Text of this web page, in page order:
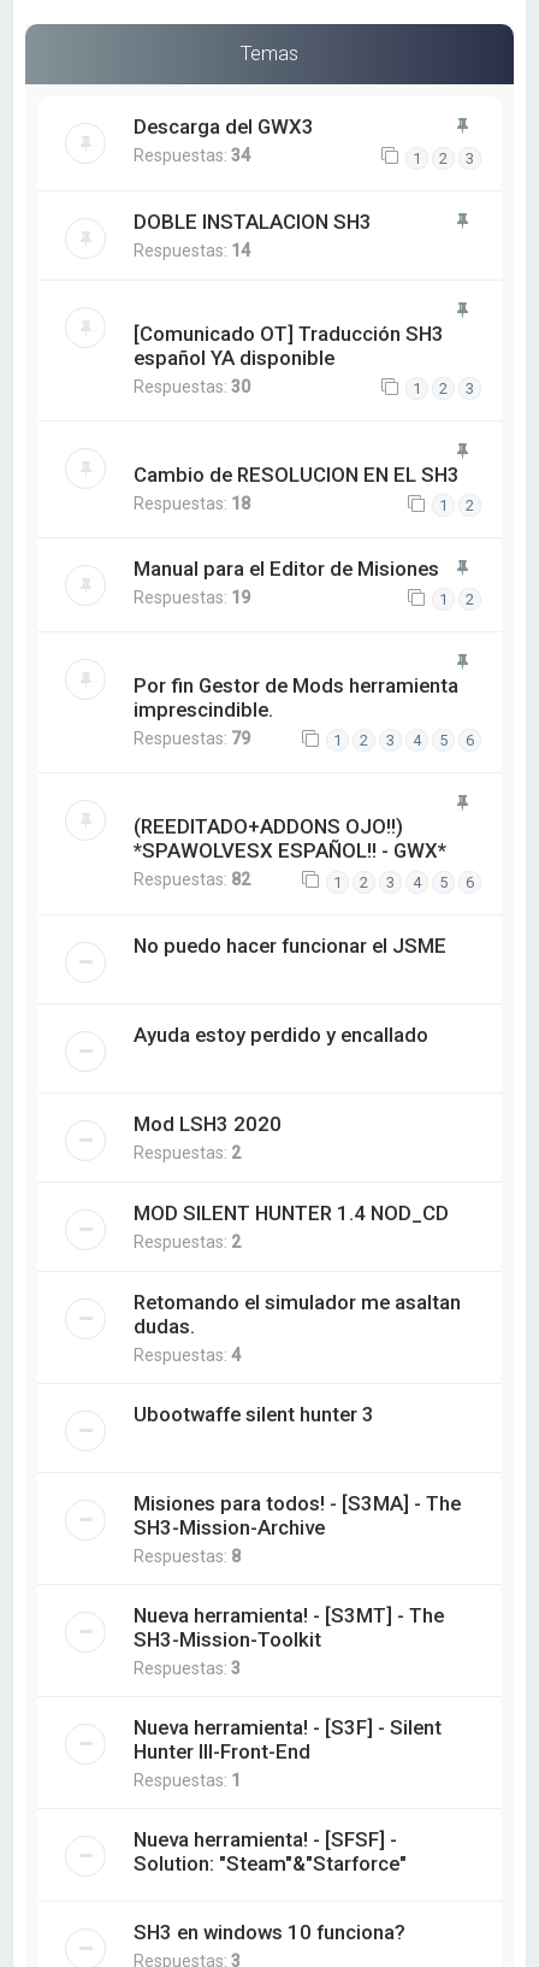
Temas
Descarga del GWX3
Respuestas:34 1 2 3
DOBLE INSTALACION SH3
Respuestas: 14
[Comunicado OT] Traducción SH3
español YA disponible
Respuestas:30 1 2 3
Cambio de RESOLUCION EN EL SH3
Respuestas: 18 1 2
Manual para el Editor de Misiones
Respuestas: 19 1 2
Por fin Gestor de Mods herramienta
imprescindible.
Respuestas: 79 1 2 3 4 5 6
(REEDITADO+ADDONS OJO!!)
*SPAWOLVESX ESPAÑOL!! - GWX*
Respuestas: 82 1 2 3 4 5 6
No puedo hacer funcionar el JSME
Ayuda estoy perdido y encallado
Mod LSH3 2020
Respuestas: 2
MOD SILENT HUNTER 1.4 NOD_CD
Respuestas: 2
Retomando el simulador me asaltan
dudas.
Respuestas:4
Ubootwaffe silent hunter 3
Misiones para todos! - [S3MA] - The
SH3-Mission-Archive
Respuestas: 8
Nueva herramienta! - [S3MT] - The
SH3-Mission-Toolkit
Respuestas:3
Nueva herramienta! - [S3F] - Silent
Hunter III-Front-End
Respuestas: 1
Nueva herramienta! - [SFSF] -
Solution: "Steam"&"Starforce"
SH3 en windows 10 funciona?
Respuestas:3